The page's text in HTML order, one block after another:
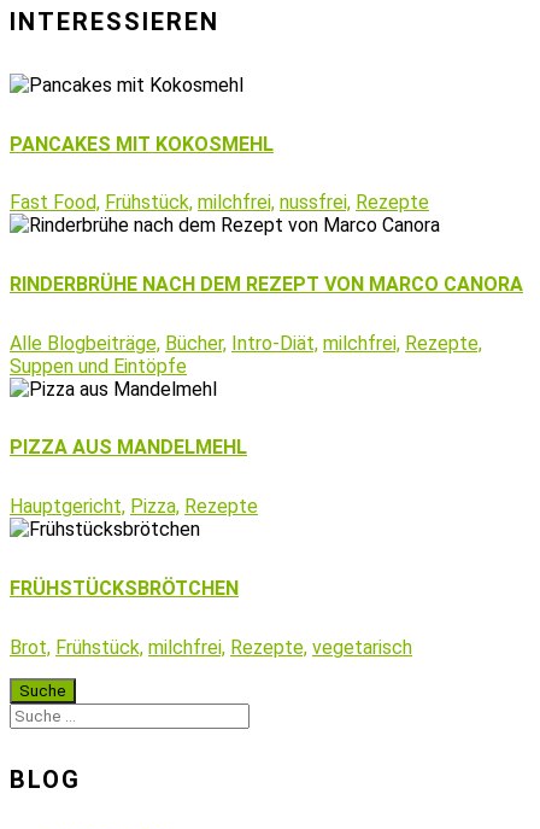
INTERESSIEREN
PANCAKES MIT KOKOSMEHL
Fast Food, Frühstück, milchfrei, nussfrei, Rezepte
RINDERBRÜHE NACH DEM REZEPT VON MARCO CANORA
Alle Blogbeiträge, Bücher, Intro-Diät, milchfrei, Rezepte,
Suppen und Eintöpfe
PIZZA AUS MANDELMEHL
Hauptgericht, Pizza, Rezepte
FRÜHSTÜCKSBRÖTCHEN
Brot, Frühstück, milchfrei, Rezepte, vegetarisch
BLOG